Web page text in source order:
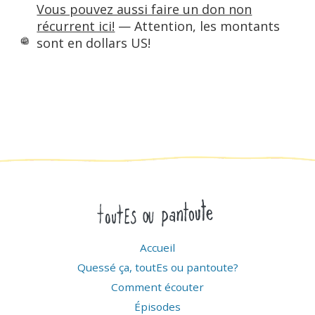
Vous pouvez aussi faire un don non
récurrent ici! — Attention, les montants
sont en dollars US!
Accueil
Quessé ça, toutEs ou pantoute?
Comment écouter
Épisodes